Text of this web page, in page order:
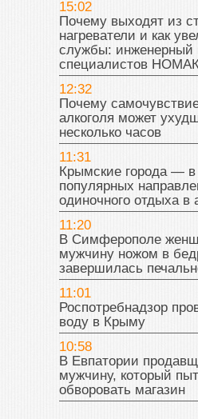
15:02
Почему выходят из
нагреватели и как
службы: инженерный
специалистов
12:32
Почему
алкоголя может
несколько часов
11:31
Крымские города — в
популярных
одиночного отдыха в
11:20
В Симферополе
мужчину ножом в
завершилась
11:01
Роспотребнадзор
воду в Крыму
10:58
В Евпатории
мужчину, который
обворовать магазин